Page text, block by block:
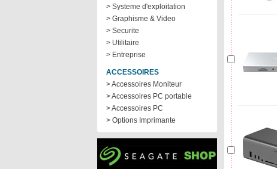
> Systeme d'exploitation
> Graphisme & Video
> Securite
> Utilitaire
> Entreprise
ACCESSOIRES
> Accessoires Moniteur
> Accessoires PC portable
> Accessoires PC
> Options Imprimante